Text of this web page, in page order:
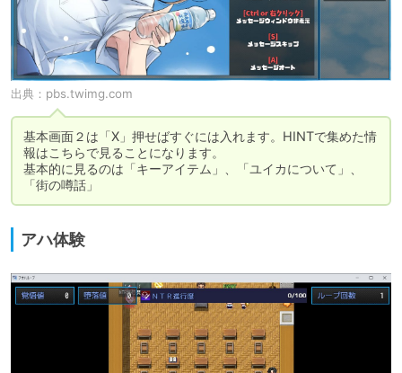
出典： pbs.twimg.com
基本画面２は「X」押せばすぐには入れます。HINTで集めた情
報はこちらで見ることになります。
基本的に見るのは「キーアイテム」、「ユイカについて」、
「街の噂話」
アハ体験